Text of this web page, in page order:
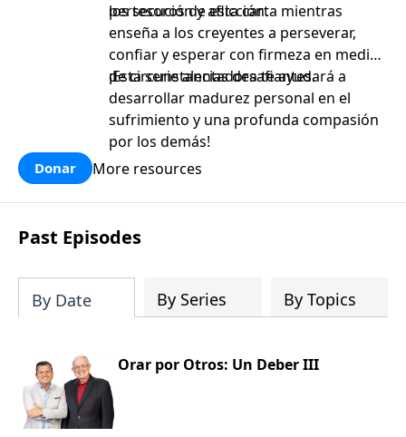
persecución y aflicción.
los tesoros de esta carta mientras
enseña a los creyentes a perseverar,
confiar y esperar con firmeza en medio
de circunstancias desafiantes.
¡Esta serie alentadora te ayudará a
desarrollar madurez personal en el
sufrimiento y una profunda compasión
por los demás!
Donar More resources
Past Episodes
By Date By Series By Topics
Orar por Otros: Un Deber III